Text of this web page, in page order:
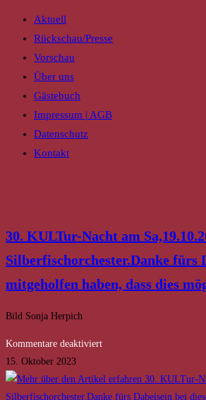
Aktuell
Rückschau/Presse
Vorschau
Über uns
Gästebuch
Impressum | AGB
Datenschutz
Kontakt
30. KULTur-Nacht am
Silberfischorchester.Danke fürs
mitgeholfen haben, dass dies
Bild Sonja Herpich
Kommentare deaktiviertfür
KULTur-
Nacht
15. Oktober 2023